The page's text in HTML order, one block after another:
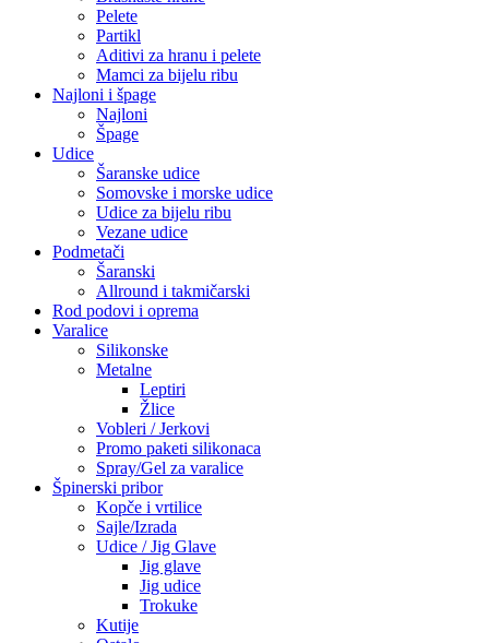
Pelete
Partikl
Aditivi za hranu i pelete
Mamci za bijelu ribu
Najloni i špage
Najloni
Špage
Udice
Šaranske udice
Somovske i morske udice
Udice za bijelu ribu
Vezane udice
Podmetači
Šaranski
Allround i takmičarski
Rod podovi i oprema
Varalice
Silikonske
Metalne
Leptiri
Žlice
Vobleri / Jerkovi
Promo paketi silikonaca
Spray/Gel za varalice
Špinerski pribor
Kopče i vrtilice
Sajle/Izrada
Udice / Jig Glave
Jig glave
Jig udice
Trokuke
Kutije